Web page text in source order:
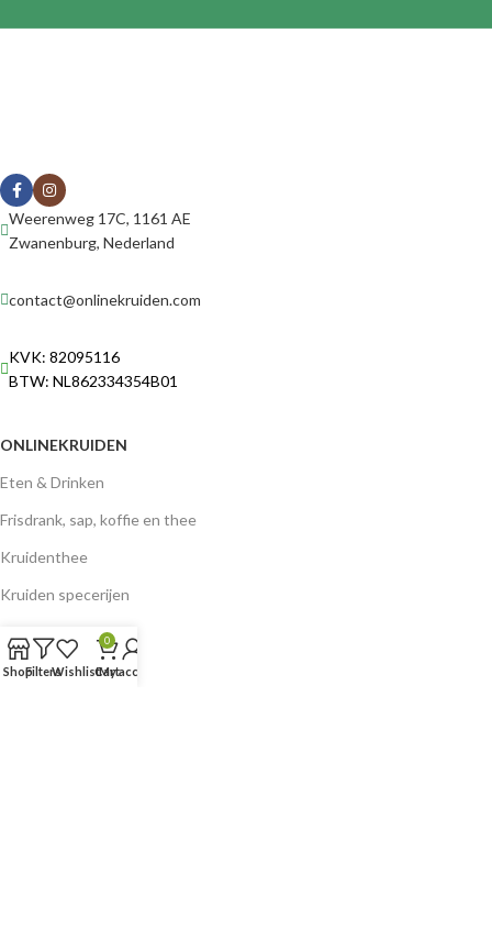
Weerenweg 17C, 1161 AE
Zwanenburg, Nederland
contact@onlinekruiden.com
KVK: 82095116
BTW: NL862334354B01
ONLINEKRUIDEN
Eten & Drinken
Frisdrank, sap, koffie en thee
Kruidenthee
Kruiden specerijen
KLANTENSERVICE
ShopFiltersWishlist
0
Cart
My account